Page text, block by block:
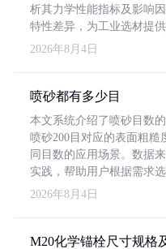
析其力学性能指标及影响
特性差异，为工业选材提供
2026年8月4日
喷砂都有多少目
本文系统介绍了喷砂目数
喷砂200目对应的表面粗糙
同目数的应用场景。数据
实践，帮助用户根据需求
2026年8月4日
M20化学锚栓尺寸规格